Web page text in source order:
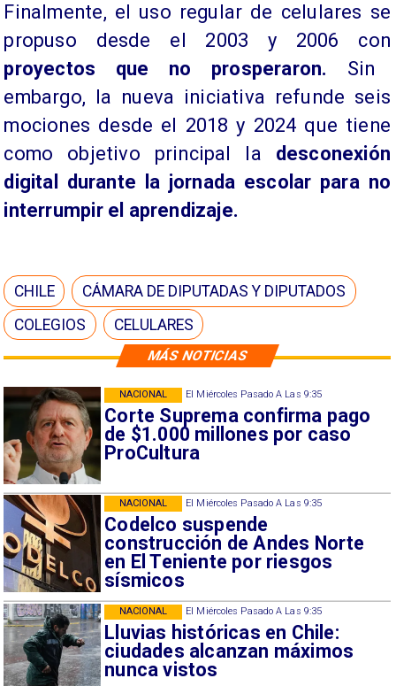
MÁS NOTICIAS
El Miércoles Pasado A Las 9:35
Corte Suprema confirma pago
de $1.000 millones por caso
ProCultura
NACIONAL
El Miércoles Pasado A Las 9:35
Codelco suspende
construcción de Andes Norte
en El Teniente por riesgos
sísmicos
NACIONAL
El Miércoles Pasado A Las 9:35
Lluvias históricas en Chile:
ciudades alcanzan máximos
nunca vistos
NACIONAL
Finalmente, el uso regular de celulares se
propuso desde el 2003 y 2006 con
proyectos que no prosperaron. Sin
embargo, la nueva iniciativa refunde seis
mociones desde el 2018 y 2024 que tiene
como objetivo principal la desconexión
digital durante la jornada escolar para no
interrumpir el aprendizaje.
CHILE
CÁMARA DE DIPUTADAS Y DIPUTADOS
COLEGIOS
CELULARES